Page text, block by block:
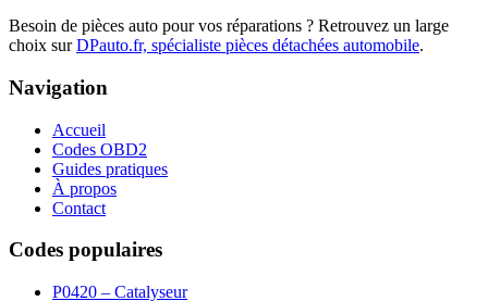
Besoin de pièces auto pour vos réparations ? Retrouvez un large
choix sur DPauto.fr, spécialiste pièces détachées automobile.
Navigation
Accueil
Codes OBD2
Guides pratiques
À propos
Contact
Codes populaires
P0420 – Catalyseur